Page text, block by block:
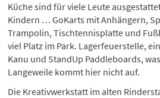
Küche sind für viele Leute
Kindern … GoKarts mit Anhängern,
Trampolin, Tischtennisplatte und
viel Platz im Park. Lagerfeuerstelle,
Kanu und StandUp Paddleboards,
Langeweile kommt hier nicht auf.
Die Kreativwerkstatt im alten